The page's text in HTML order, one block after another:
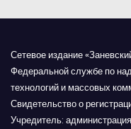
м
Сетевое издание
Федеральной службе по
технологий и массовых
Свидетельство о
Учредитель: